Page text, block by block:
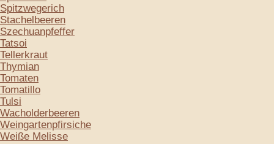
Spitzwegerich
Stachelbeeren
Szechuanpfeffer
Tatsoi
Tellerkraut
Thymian
Tomaten
Tomatillo
Tulsi
Wacholderbeeren
Weingartenpfirsiche
Weiße Melisse